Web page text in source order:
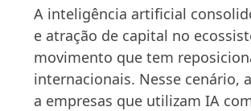
A inteligência artificial
e atração de capital no
movimento que tem
internacionais. Nesse cenário, a
a empresas que utilizam IA